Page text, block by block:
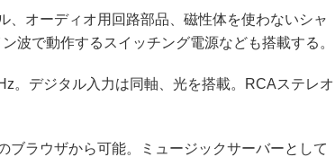
オーディオ用回路部品、磁性体を使わないシャ
波で動作するスイッチング電源なども搭載する。
。デジタル入力は同軸、光を搭載。RCAステレオ
ラウザから可能。ミュージックサーバーとして